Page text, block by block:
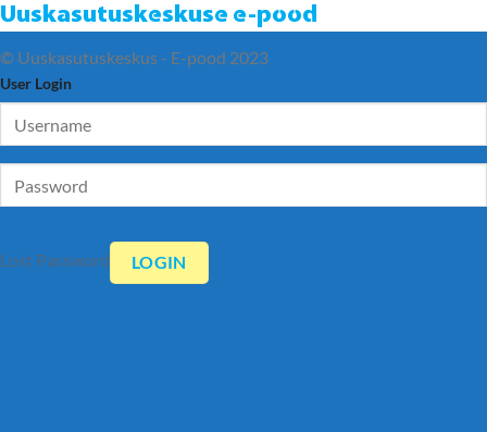
Uuskasutuskeskuse e-pood
© Uuskasutuskeskus - E-pood 2023
User Login
Lost Password